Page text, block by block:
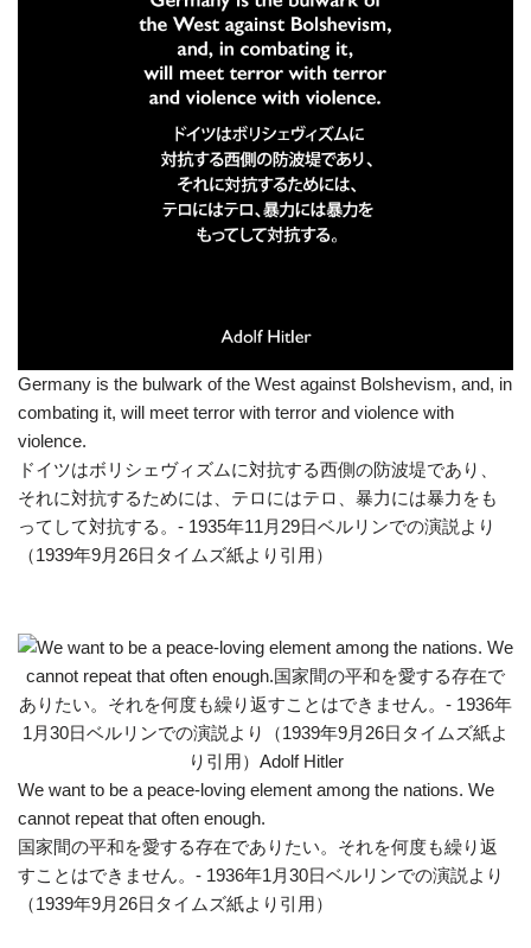
Germany is the bulwark of the West against Bolshevism, and, in
combating it, will meet terror with terror and violence with
violence.
ドイツはボリシェヴィズムに対抗する西側の防波堤であり、
それに対抗するためには、テロにはテロ、暴力には暴力をも
ってして対抗する。- 1935年11月29日ベルリンでの演説より
（1939年9月26日タイムズ紙より引用）
We want to be a peace-loving element among the nations. We
cannot repeat that often enough.
国家間の平和を愛する存在でありたい。それを何度も繰り返
すことはできません。- 1936年1月30日ベルリンでの演説より
（1939年9月26日タイムズ紙より引用）